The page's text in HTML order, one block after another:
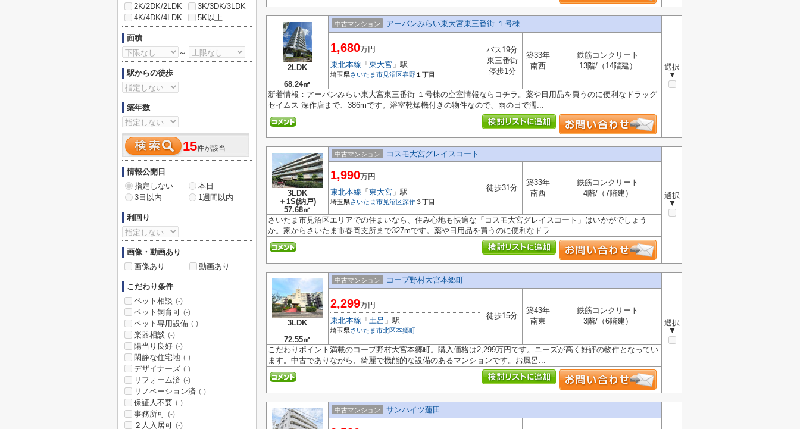
2LDK
68.24㎡
中古マンション アーバンみらい東大宮東三番街 １号棟
選択
▼
1,680万円
東北本線 「 東大宮 」駅
埼玉県さいたま市見沼区春野 １丁目
バス19分
東三番街
停歩1分
築33年
南西
鉄筋コンクリート
13階/（14階建）
新着情報：アーバンみらい東大宮東三番街 １号棟の空室情報ならコチラ。薬や日用品を買うのに便利なドラッグ
セイムス 深作店まで、386mです。浴室乾燥機付きの物件なので、雨の日で濡...
3LDK
＋1S(納戸)
57.68㎡
中古マンション コスモ大宮グレイスコート
選択
▼
1,990万円
東北本線 「 東大宮 」駅
埼玉県さいたま市見沼区深作３丁目
徒歩31分
築33年
南西
鉄筋コンクリート
4階/（7階建）
さいたま市見沼区エリアでの住まいなら、住み心地も快適な「コスモ大宮グレイスコート」はいかがでしょう
か。家からさいたま市春岡支所まで327mです。薬や日用品を買うのに便利なドラ...
3LDK
72.55㎡
中古マンション コープ野村大宮本郷町
選択
▼
2,299万円
東北本線 「 土呂 」駅
埼玉県さいたま市北区本郷町
徒歩15分
築43年
南東
鉄筋コンクリート
3階/（6階建）
こだわりポイント満載のコープ野村大宮本郷町。購入価格は2,299万円です。ニーズが高く好評の物件となってい
ます。中古でありながら、綺麗で機能的な設備のあるマンションです。お風呂...
中古マンション サンハイツ蓮田
2K/2DK/2LDK
3K/3DK/3LDK
4K/4DK/4LDK
5K以上
面積
～
駅からの徒歩
築年数
15件が該当
情報公開日
指定しない
本日
3日以内
1週間以内
利回り
画像・動画あり
画像あり
動画あり
こだわり条件
ペット相談 (-)
ペット飼育可 (-)
ペット専用設備 (-)
楽器相談 (-)
陽当り良好 (-)
閑静な住宅地 (-)
デザイナーズ (-)
リフォーム済 (-)
リノベーション済 (-)
保証人不要 (-)
事務所可 (-)
２人入居可 (-)